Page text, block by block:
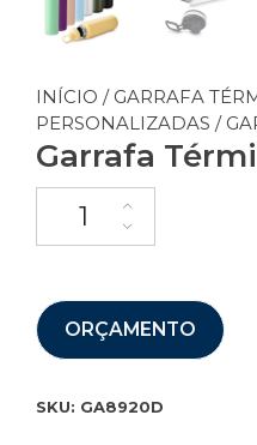
INÍCIO / GARRAFA
PERSONALIZADAS /
Garrafa
ORÇAMENTO
SKU: GA8920D